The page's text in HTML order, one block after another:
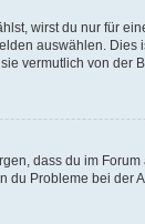
wirst du nur für
auswählen.
vermutlich von der
dass du im
du Probleme bei